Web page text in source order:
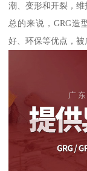
潮、变形和开裂，维
总的来说，GRG造
好、环保等优点，被